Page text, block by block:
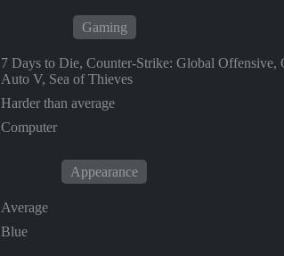
Gaming
7 Days to Die, Counter-Strike: Global Offensive,
Auto V, Sea of Thieves
Harder than average
Computer
Appearance
Average
Blue